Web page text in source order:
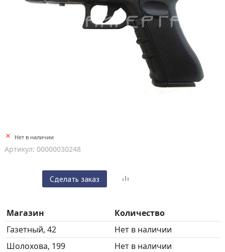
Нет в наличии
Артикул: 00000030248
Сделать заказ
Магазин
Количество
Газетный, 42
Нет в наличии
Шолохова, 199
Нет в наличии